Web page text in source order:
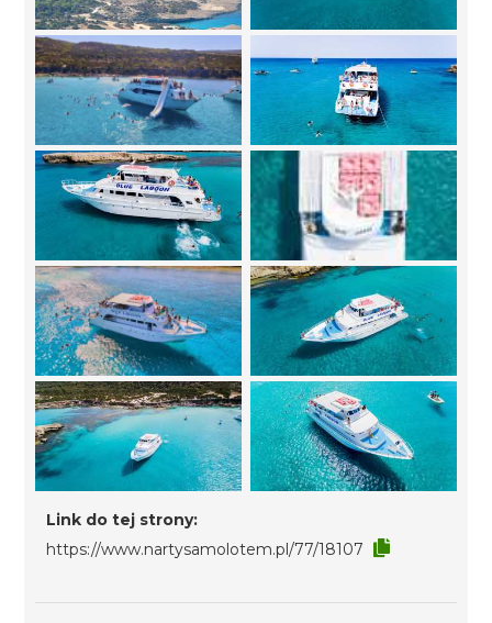
Link do tej strony:
https://www.nartysamolotem.pl/77/18107